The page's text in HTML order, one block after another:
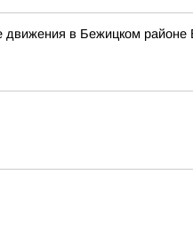
движения в Бежицком районе